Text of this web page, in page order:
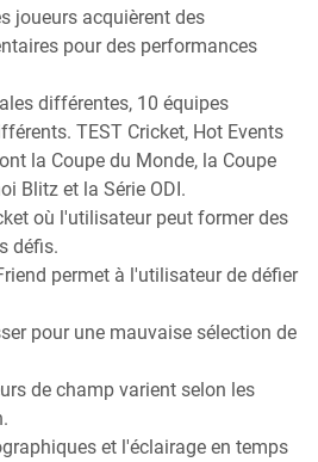
joueurs acquièrent des
pour des performances
différentes, 10 équipes
TEST Cricket, Hot Events
la Coupe du Monde, la Coupe
Blitz et la Série ODI.
où l'utilisateur peut former des
défis.
permet à l'utilisateur de défier
pour une mauvaise sélection de
de champ varient selon les
et l'éclairage en temps